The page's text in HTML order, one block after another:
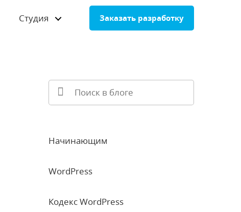
Студия Заказать разработку
Начинающим
WordPress
Кодекс WordPress